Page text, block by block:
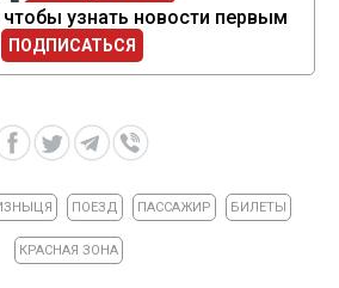
узнать новости первым
ПОДПИСАТЬСЯ
ПОЕЗД ПАССАЖИР БИЛЕТЫ
КРАСНАЯ ЗОНА